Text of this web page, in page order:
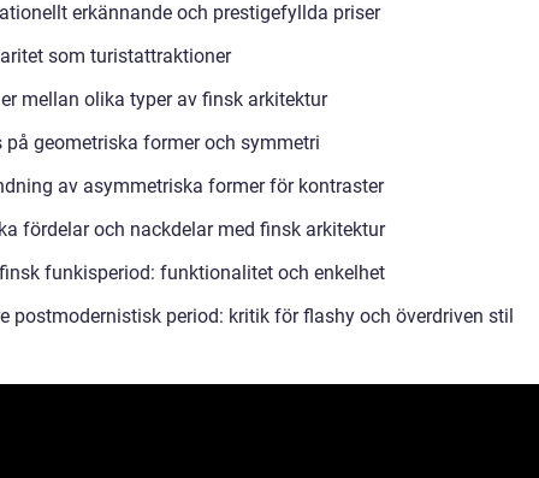
erkännande och prestigefyllda priser
som turistattraktioner
mellan olika typer av finsk arkitektur
på geometriska former och symmetri
av asymmetriska former för kontraster
fördelar och nackdelar med finsk arkitektur
funkisperiod: funktionalitet och enkelhet
postmodernistisk period: kritik för flashy och överdriven stil